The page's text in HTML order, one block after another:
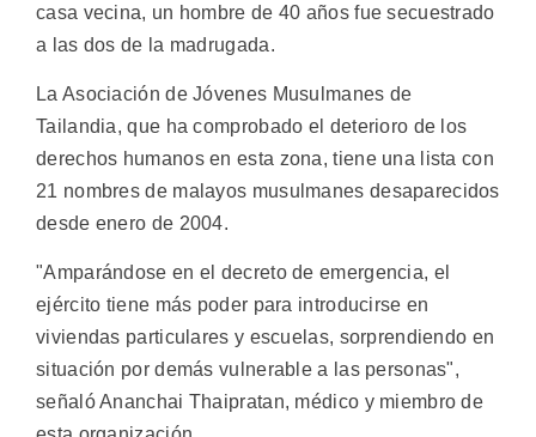
casa vecina, un hombre de 40 años fue secuestrado
a las dos de la madrugada.
La Asociación de Jóvenes Musulmanes de
Tailandia, que ha comprobado el deterioro de los
derechos humanos en esta zona, tiene una lista con
21 nombres de malayos musulmanes desaparecidos
desde enero de 2004.
"Amparándose en el decreto de emergencia, el
ejército tiene más poder para introducirse en
viviendas particulares y escuelas, sorprendiendo en
situación por demás vulnerable a las personas",
señaló Ananchai Thaipratan, médico y miembro de